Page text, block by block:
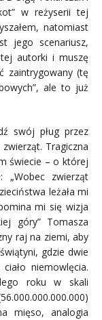
w reżyserii tej
natomiast
jego scenariusz,
autorki i muszę
zaintrygowany (tę
ale to już
swój pług przez
Tragiczna
świecie – o której
„Wobec zwierząt
leżała mi
mi się wizja
góry” Tomasza
raj na ziemi, aby
gdzie dwie
niemowlęcia.
roku w skali
mięso, analogia